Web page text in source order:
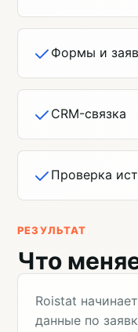
Формы и
CRM-связка
Проверка
РЕЗУЛЬТАТ
Что
Roistat
данные по